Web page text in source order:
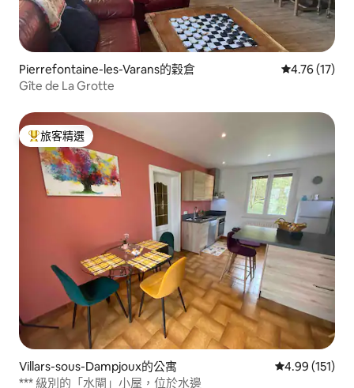
Pierrefontaine-les-Varans的穀倉 從 17 則評價
4.76 (17)
Gîte de La Grotte
旅客精選榜首
旅客精選
Villars-sous-Dampjoux的公寓 從 151 則評價
4.99 (151)
*** 級別的「水閘」小屋，位於水邊